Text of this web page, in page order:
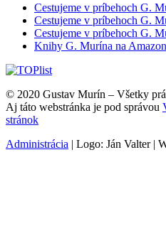
Cestujeme v príbehoch G.
Cestujeme v príbehoch G.
Cestujeme v príbehoch G.
Knihy G. Murína na
© 2020 Gustav Murín – Všetky
Aj táto webstránka je pod správou
stránok
Administrácia | Logo: Ján Valter |